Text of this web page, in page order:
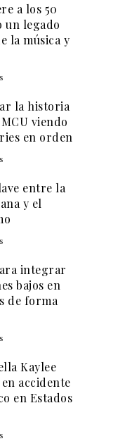
a los 50
un legado
la música y
la historia
viendo
en orden
entre la
y el
integrar
bajos en
de forma
Kaylee
accidente
en Estados